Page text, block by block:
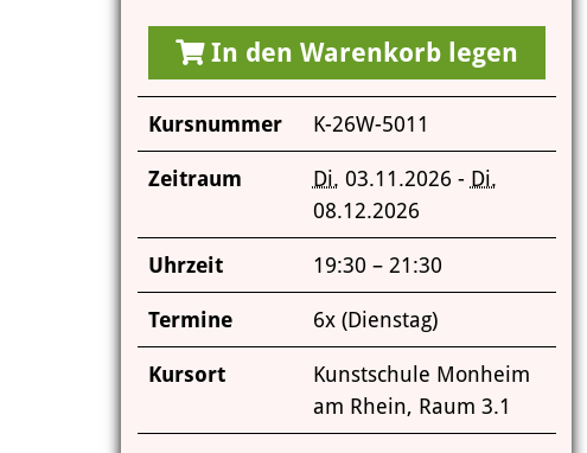
In den Warenkorb legen
Kursnummer K-26W-5011
Zeitraum Di. 03.11.2026 - Di.
08.12.2026
Uhrzeit 19:30 – 21:30
Termine 6x (Dienstag)
Kursort
Kunstschule Monheim
am Rhein, Raum 3.1